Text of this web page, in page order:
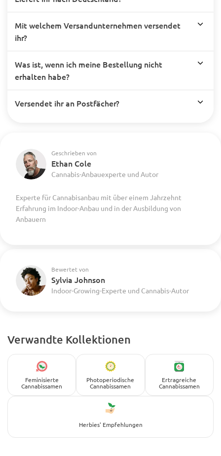
Mit welchem Versandunternehmen versendet
ihr?
Was ist, wenn ich meine Bestellung nicht
erhalten habe?
Versendet ihr an Postfächer?
Geschrieben von
Ethan Cole
Cannabis-Anbauexperte und Autor
Experte für Cannabisanbau mit über einem Jahrzehnt
Erfahrung im Indoor-Anbau und in der Ausbildung von
Anbauern
Bewertet von
Sylvia Johnson
Indoor-Growing-Experte und Cannabis-Autor
Verwandte Kollektionen
Feminisierte
Cannabissamen
Photoperiodische
Cannabissamen
Ertragreiche
Cannabissamen
Herbies' Empfehlungen